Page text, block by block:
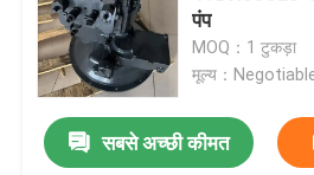
पंप
MOQ：1 टुकड़ा
मूल्य：
सबसे अच्छी कीमत